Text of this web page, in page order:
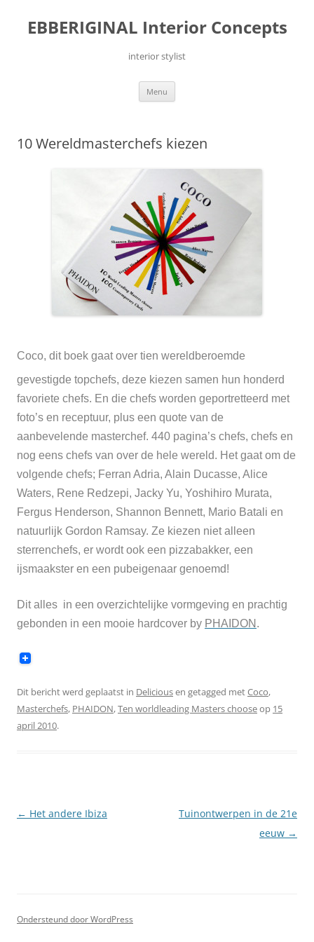
inhoud
EBBERIGINAL Interior Concepts
interior stylist
Menu
10 Wereldmasterchefs kiezen
Coco, dit boek gaat over tien wereldberoemde
gevestigde topchefs, deze kiezen samen hun honderd
favoriete chefs. En die chefs worden geportretteerd met
foto’s en receptuur, plus een quote van de
aanbevelende masterchef. 440 pagina’s chefs, chefs en
nog eens chefs van over de hele wereld. Het gaat om de
volgende chefs; Ferran Adria, Alain Ducasse, Alice
Waters, Rene Redzepi, Jacky Yu, Yoshihiro Murata,
Fergus Henderson, Shannon Bennett, Mario Batali en
natuurlijk Gordon Ramsay. Ze kiezen niet alleen
sterrenchefs, er wordt ook een pizzabakker, een
ijsmaakster en een pubeigenaar genoemd!
Dit alles in een overzichtelijke vormgeving en prachtig
gebonden in een mooie hardcover by PHAIDON .
Dit bericht werd geplaatst in Deliciousen getagged metCoco,
Masterchefs, PHAIDON,Ten worldleading Masters chooseop 15
april 2010.
Berichtnavigatie
← Het andere Ibiza
Tuinontwerpen in de 21e
eeuw →
Ondersteund door WordPress